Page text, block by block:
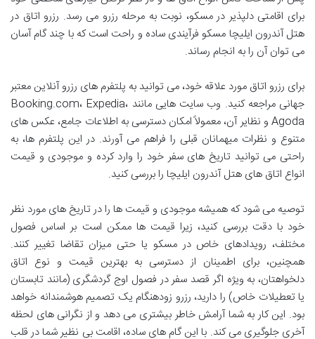
برای اقامتی دلپذیر در مسکو، نوبت به مرحله رزرو می رسد. رزرو اتاق در
هتل آندرون ایلیچا مسکو فرآیندی ساده و راحت است که با چند گام آسان
می توان آن را به انجام رساند.
برای رزرو اتاق مورد علاقه خود، می توانید به پلتفرم های رزرو آنلاین معتبر
جهانی مراجعه کنید. وب سایت هایی مانند Booking.com، Expedia،
Agoda و نظایر آن، معمولاً امکان دسترسی به اطلاعات جامع، عکس های
متنوع و نظرات میهمانان قبلی را فراهم می آورند. در این پلتفرم ها، به
راحتی می توانید تاریخ های سفر خود را وارد کرده و موجودی و قیمت
انواع اتاق های هتل آندرون ایلیچا را بررسی کنید.
توصیه می شود که همیشه موجودی و قیمت ها را در تاریخ های مورد نظر
خود با دقت بررسی کنید، زیرا قیمت ها ممکن است بر اساس فصول
مختلف، رویدادهای خاص در مسکو یا حتی میزان تقاضا تغییر کنند.
همچنین، برای اطمینان از دسترسی به بهترین قیمت و نوع اتاق
دلخواهتان، به ویژه اگر قصد سفر در فصول اوج گردشگری (مانند تابستان
یا تعطیلات خاص) را دارید، رزرو زودهنگام یک تصمیم هوشمندانه خواهد
بود. این کار به شما آرامش خاطر بیشتری می دهد و از نگرانی های لحظه
آخری جلوگیری می کند. با این گام های ساده، اقامت بی نظیر شما در قلب